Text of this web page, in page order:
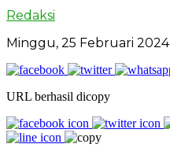
Redaksi
Minggu, 25 Februari 2024
URL berhasil dicopy